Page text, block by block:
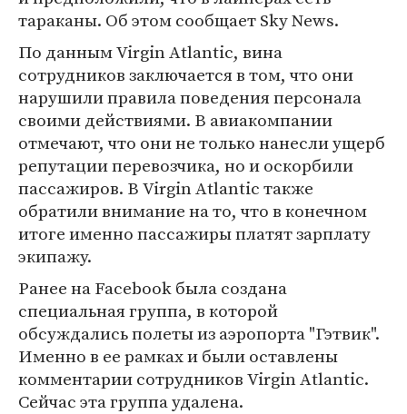
тараканы. Об этом сообщает Sky News.
По данным Virgin Atlantic, вина
сотрудников заключается в том, что они
нарушили правила поведения персонала
своими действиями. В авиакомпании
отмечают, что они не только нанесли ущерб
репутации перевозчика, но и оскорбили
пассажиров. В Virgin Atlantic также
обратили внимание на то, что в конечном
итоге именно пассажиры платят зарплату
экипажу.
Ранее на Facebook была создана
специальная группа, в которой
обсуждались полеты из аэропорта "Гэтвик".
Именно в ее рамках и были оставлены
комментарии сотрудников Virgin Atlantic.
Сейчас эта группа удалена.